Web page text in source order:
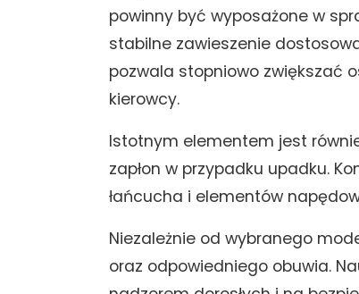
powinny być wyposażone w
stabilne zawieszenie
pozwala stopniowo zwiększać
kierowcy.
Istotnym elementem jest
zapłon w przypadku upadku.
łańcucha i elementów
Niezależnie od wybranego
oraz odpowiedniego obuwia.